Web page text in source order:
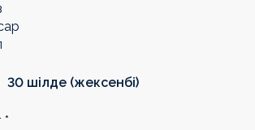
30 шілде (жексенбі)
*